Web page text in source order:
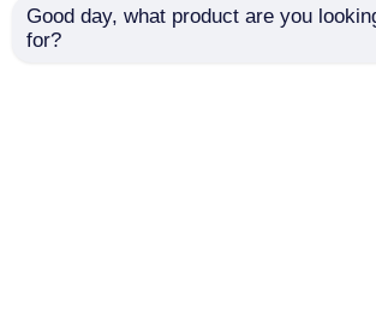
Mejor precio
Good day, what product are you
for?